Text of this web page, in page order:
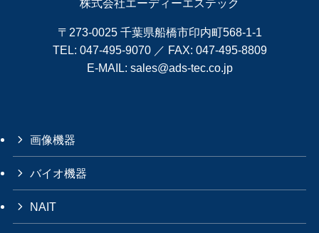
株式会社エーディーエステック
〒273-0025 千葉県船橋市印内町568-1-1
TEL: 047-495-9070／ FAX: 047-495-8809
E-MAIL: sales@ads-tec.co.jp
画像機器
バイオ機器
NAIT